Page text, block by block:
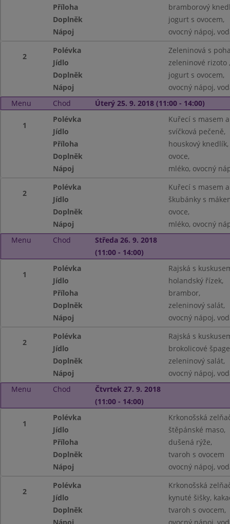
Příloha
bramborový
Doplněk
jogurt s ovocem,
Nápoj
ovocný nápoj,
2
Polévka
Zeleninová s
Jídlo
zeleninové rizoto
Doplněk
jogurt s ovocem,
Nápoj
ovocný nápoj,
Menu
Chod Úterý 25. 9. 2018 (11:00 - 14:00)
1
Polévka
Kuřecí s masem
Jídlo
svíčková pečeně,
Příloha
houskový knedlík,
Doplněk
ovoce,
Nápoj
mléko, ovocný
2
Polévka
Kuřecí s masem
Jídlo
škubánky s
Doplněk
ovoce,
Nápoj
mléko, ovocný
Menu
Chod
Středa 26. 9. 2018
(11:00 - 14:00)
1
Polévka
Rajská s
Jídlo
holandský řízek,
Příloha
brambor,
Doplněk
zeleninový salát,
Nápoj
ovocný nápoj,
2
Polévka
Rajská s
Jídlo
brokolicové
Doplněk
zeleninový salát,
Nápoj
ovocný nápoj,
Menu
Chod
Čtvrtek 27. 9. 2018
(11:00 - 14:00)
1
Polévka
Krkonošská
Jídlo
štěpánské maso,
Příloha
dušená rýže,
Doplněk
tvaroh s ovocem
Nápoj
ovocný nápoj,
2
Polévka
Krkonošská
Jídlo
kynuté šišky,
Doplněk
tvaroh s ovocem,